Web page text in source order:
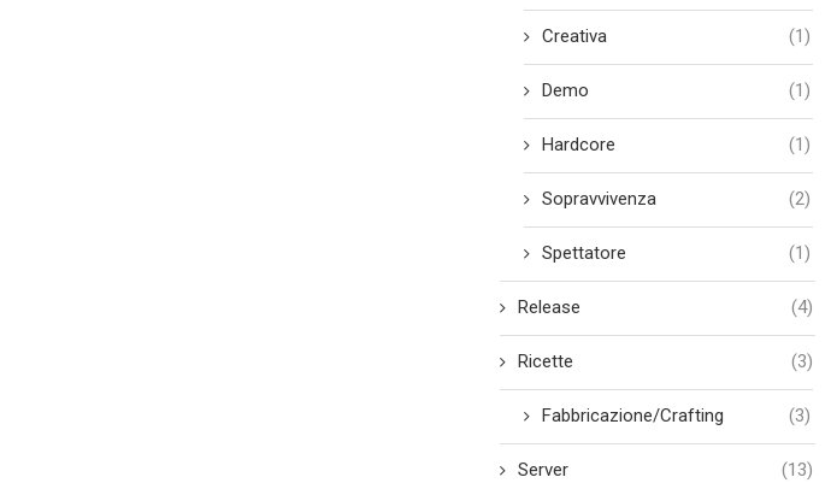
Creativa (1)
Demo (1)
Hardcore (1)
Sopravvivenza (2)
Spettatore (1)
Release (4)
Ricette (3)
Fabbricazione/Crafting (3)
Server (13)